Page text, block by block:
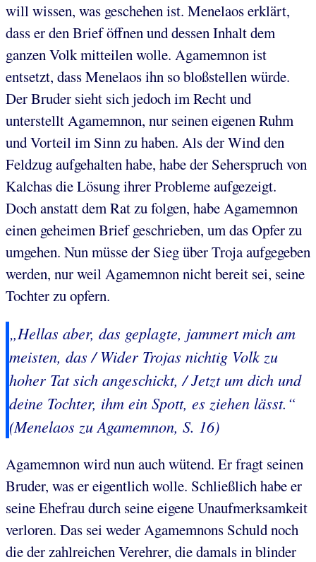
will wissen, was geschehen ist. Menelaos erklärt,
dass er den Brief öffnen und dessen Inhalt dem
ganzen Volk mitteilen wolle. Agamemnon ist
entsetzt, dass Menelaos ihn so bloßstellen würde.
Der Bruder sieht sich jedoch im Recht und
unterstellt Agamemnon, nur seinen eigenen Ruhm
und Vorteil im Sinn zu haben. Als der Wind den
Feldzug aufgehalten habe, habe der Seherspruch von
Kalchas die Lösung ihrer Probleme aufgezeigt.
Doch anstatt dem Rat zu folgen, habe Agamemnon
einen geheimen Brief geschrieben, um das Opfer zu
umgehen. Nun müsse der Sieg über Troja aufgegeben
werden, nur weil Agamemnon nicht bereit sei, seine
Tochter zu opfern.
„Hellas aber, das geplagte, jammert mich am
meisten, das / Wider Trojas nichtig Volk zu
hoher Tat sich angeschickt, / Jetzt um dich und
deine Tochter, ihm ein Spott, es ziehen lässt.“
(Menelaos zu Agamemnon, S. 16)
Agamemnon wird nun auch wütend. Er fragt seinen
Bruder, was er eigentlich wolle. Schließlich habe er
seine Ehefrau durch seine eigene Unaufmerksamkeit
verloren. Das sei weder Agamemnons Schuld noch
die der zahlreichen Verehrer, die damals in blinder